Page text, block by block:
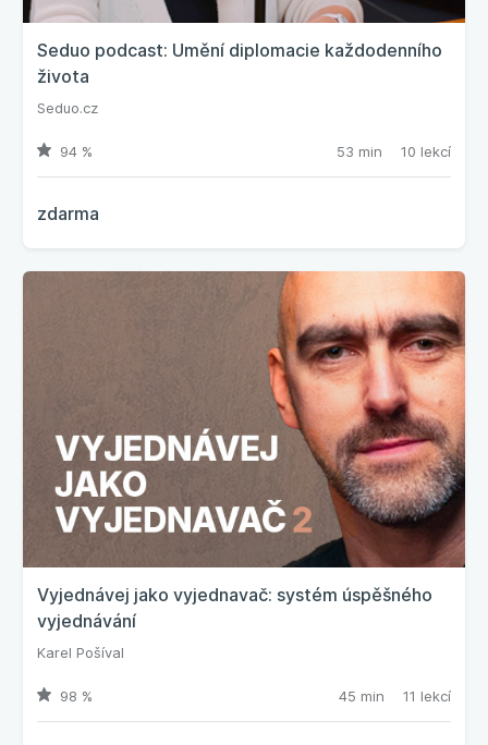
Seduo podcast: Umění diplomacie každodenního
života
Seduo.cz
94 % 53 min 10 lekcí
zdarma
Vyjednávej jako vyjednavač: systém úspěšného
vyjednávání
Karel Pošíval
98 % 45 min 11 lekcí